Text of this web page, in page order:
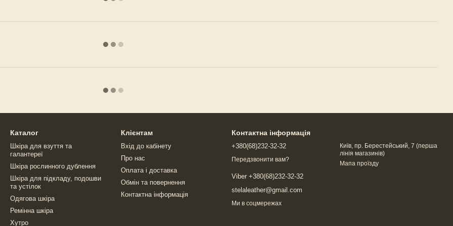
Каталог
Шкіра для взуття та
галантереї
Шкіра рослинного дублення
Шкіра для підкладу, подошви
та устілок
Одягова шкіра
Ремінна шкіра
Хутро
Клієнтам
Вхід до кабінету
Про нас
Оплата і доставка
Обмін та повернення
Контактна інформація
Контактна інформація
+380(68)232-32-32
Передзвонити вам?
Viber +380(68)232-32-32
stelaleather@gmail.com
Київ, пр. Берестейський, 7 (перша
лінія магазинів)
Мапа проїзду
Ми в соцмережах